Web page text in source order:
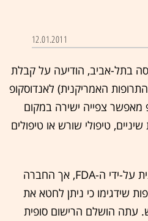
12.01.2011
בתל-אביב, הודיעה על קבלת
האמריקנית) לאנדוסקופ
מאפשר צפייה ישירה במקום
טיפולי שורש או טיפולים
המערכת כבר אושרה עקרונית על-ידי ה-FDA, אך החברה
שידגימו כי ניתן לחטא את
עתה הושלם הרישום סופית